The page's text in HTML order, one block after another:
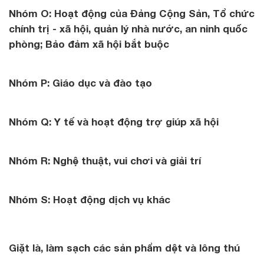
Nhóm O: Hoạt động của Đảng Cộng Sản, Tổ chức
chính trị - xã hội, quản lý nhà nước, an ninh quốc
phòng; Bảo đảm xã hội bắt buộc
Nhóm P: Giáo dục và đào tạo
Nhóm Q: Y tế và hoạt động trợ giúp xã hội
Nhóm R: Nghệ thuật, vui chơi và giải trí
Nhóm S: Hoạt động dịch vụ khác
Giặt là, làm sạch các sản phẩm dệt và lông thú